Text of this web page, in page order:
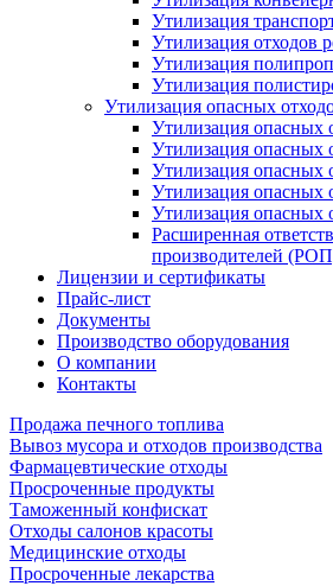
Утилизация
Утилизация отходов
Утилизация
Утилизация
Утилизация опасных
Утилизация опасных
Утилизация опасных
Утилизация опасных
Утилизация опасных
Утилизация опасных
Расширенная
производителей
Лицензии и сертификаты
Прайс-лист
Документы
Производство оборудования
О компании
Контакты
Продажа печного топлива
Вывоз мусора и отходов производства
Фармацевтические отходы
Просроченные продукты
Таможенный конфискат
Отходы салонов красоты
Медицинские отходы
Просроченные лекарства